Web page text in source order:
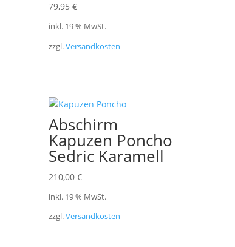
79,95 €
inkl. 19 % MwSt.
zzgl.Versandkosten
Abschirm
Kapuzen Poncho
Sedric Karamell
210,00 €
inkl. 19 % MwSt.
zzgl.Versandkosten